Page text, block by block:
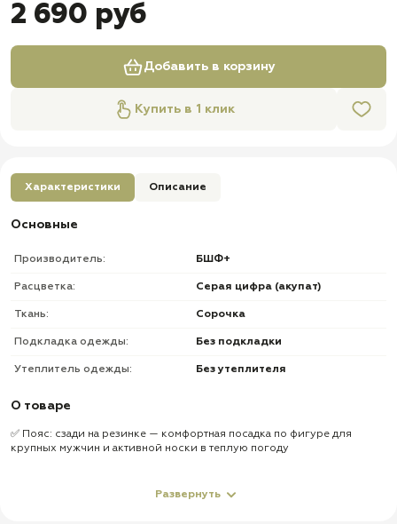
2 690 руб
Добавить в корзину
Купить в 1 клик
Характеристики Описание
Основные
Производитель: БШФ+
Расцветка: Серая цифра (акупат)
Ткань: Сорочка
Подкладка одежды: Без подкладки
Утеплитель одежды: Без утеплителя
О товаре
✅ Пояс: сзади на резинке — комфортная посадка по фигуре для
крупных мужчин и активной носки в теплую погоду
Развернуть